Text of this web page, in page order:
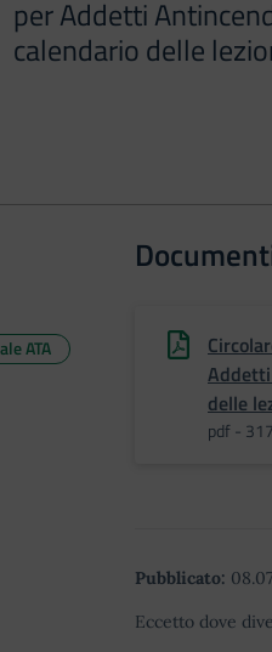
per Addetti
calendario delle
delle
pdf -
Pubblicato:
Eccetto dove
ATA